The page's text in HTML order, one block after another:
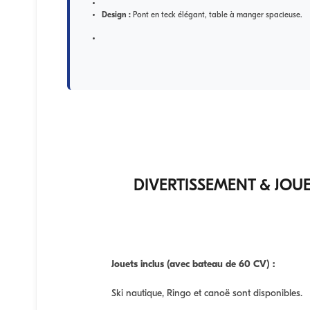
Design : Pont en teck élégant, table à manger spacieuse.
DIVERTISSEMENT &
Jouets inclus (avec bateau de 60 CV) :
Ski nautique, Ringo et canoë sont disponibles.